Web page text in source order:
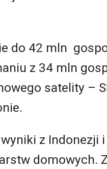
do 42 mln
z 34 mln
satelity –
z Indonezji
domowych.